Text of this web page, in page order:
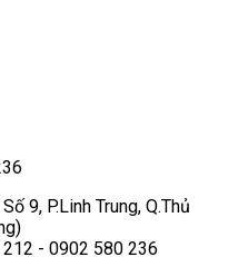
9, P.Linh Trung, Q.Thủ
- 0902 580 236